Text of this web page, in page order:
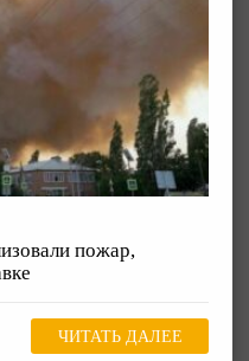
пожар,
ЧИТАТЬ ДАЛЕЕ